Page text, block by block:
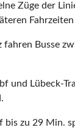
Züge der
Fahrzeiten
Busse
Lübeck-
zu 29 Min.